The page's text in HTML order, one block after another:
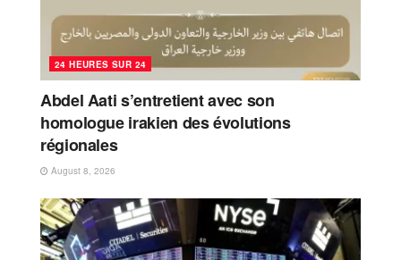
24 HEURES SUR 24
Abdel Aati s’entretient avec son
homologue irakien des évolutions
régionales
August 8, 2026